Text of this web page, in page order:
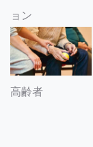
ョン
高齢者